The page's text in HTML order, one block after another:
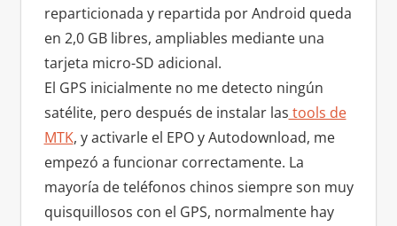
reparticionada y repartida por Android queda
en 2,0 GB libres, ampliables mediante una
tarjeta micro-SD adicional.
El GPS inicialmente no me detecto ningún
satélite, pero después de instalar las tools de
MTK, y activarle el EPO y Autodownload, me
empezó a funcionar correctamente. La
mayoría de teléfonos chinos siempre son muy
quisquillosos con el GPS, normalmente hay